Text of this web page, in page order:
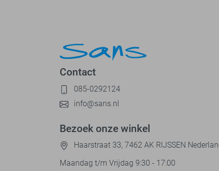
Contact
085-0292124
info@sans.nl
Bezoek onze winkel
Haarstraat 33, 7462 AK RIJSSEN
Maandag t/m Vrijdag 9:30 - 17:00